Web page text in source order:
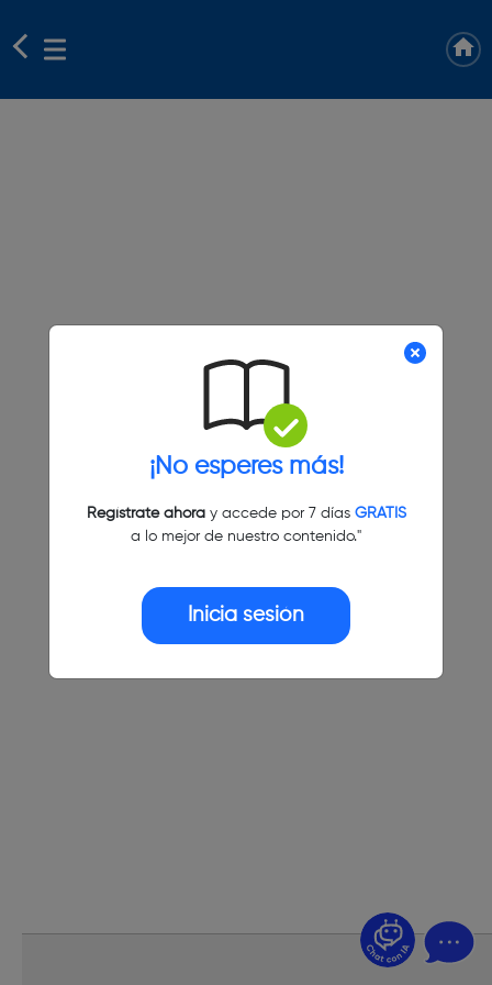
¡No esperes más!
Regístrate ahoray accede por 7 días GRATIS
a lo mejor de nuestro contenido."
Inicia sesión